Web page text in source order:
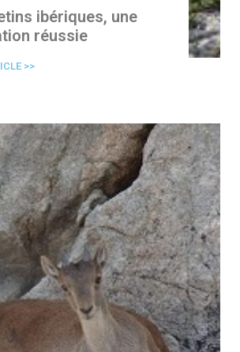
ibériques, une
réussie
>>